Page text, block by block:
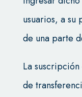
usuarios, a
de una parte
La
de